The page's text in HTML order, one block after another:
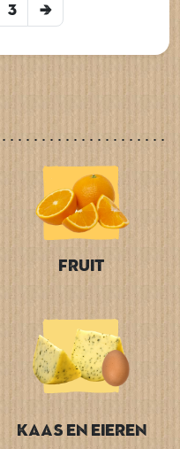
3
Fruit
Kaas en Eieren